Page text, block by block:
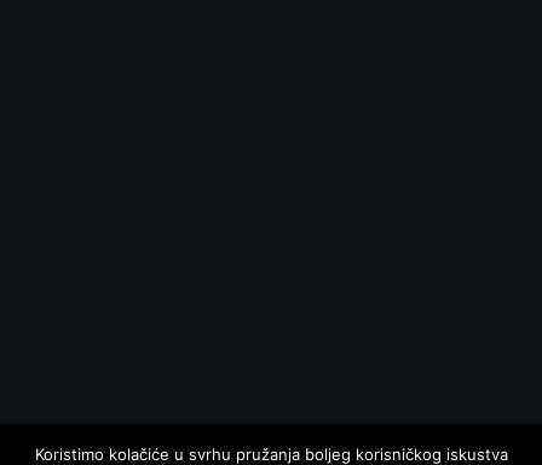
Koristimo kolačiće u svrhu pružanja boljeg korisničkog iskustva